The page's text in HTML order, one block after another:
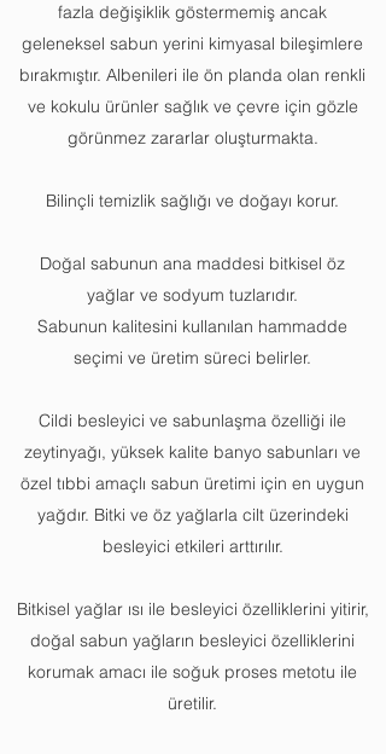
fazla değişiklik göstermemiş ancak
geleneksel sabun yerini kimyasal bileşimlere
bırakmıştır. Albenileri ile ön planda olan renkli
ve kokulu ürünler sağlık ve çevre için gözle
görünmez zararlar oluşturmakta.
Bilinçli temizlik sağlığı ve doğayı korur.
Doğal sabunun ana maddesi bitkisel öz
yağlar ve sodyum tuzlarıdır.
Sabunun kalitesini kullanılan hammadde
seçimi ve üretim süreci belirler.
Cildi besleyici ve sabunlaşma özelliği ile
zeytinyağı, yüksek kalite banyo sabunları ve
özel tıbbi amaçlı sabun üretimi için en uygun
yağdır. Bitki ve öz yağlarla cilt üzerindeki
besleyici etkileri arttırılır.
Bitkisel yağlar ısı ile besleyici özelliklerini yitirir,
doğal sabun yağların besleyici özelliklerini
korumak amacı ile soğuk proses metotu ile
üretilir.